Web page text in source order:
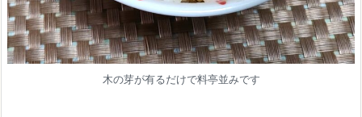
木の芽が有るだけで料亭並みです